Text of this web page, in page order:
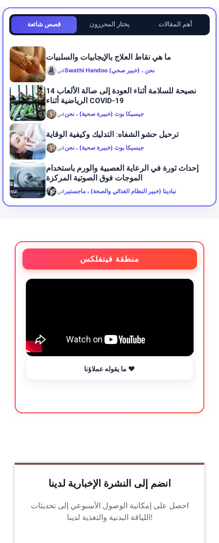
قصص شائعة يختار المحررون أهم المقالات
ما هي نقاط العلاج بالإيجابيات والسلبيات
في Swathi Handoo (خبير صحي) ، نحن
14 نصيحة للسلامة أثناء العودة إلى صالة الألعاب
الرياضية أثناء COVID-19
فيجيسيكا بوث (خبيرة صحية) ، نحن
ترحيل حشو الشفاه: التدليك وكيفية الوقاية
فيجيسيكا بوث (خبيرة صحية) ، نحن
إحداث ثورة في الرعاية العصبية والورم باستخدام
الموجات فوق الصوتية المركزة
في نباديتا (خبير النظام الغذائي والصحة) ، ماجستير
منطقة فيتفلكس
ما يقوله عملاؤنا ❤️
انضم إلى النشرة الإخبارية لدينا
احصل على إمكانية الوصول الأسبوعي إلى تحديثات
اللياقة البدنية والتغذية لدينا!